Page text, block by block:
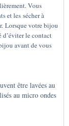
Vous
et les sécher à
Lorsque votre bijou
d’éviter le contact
avant de vous
être lavées au
au micro ondes